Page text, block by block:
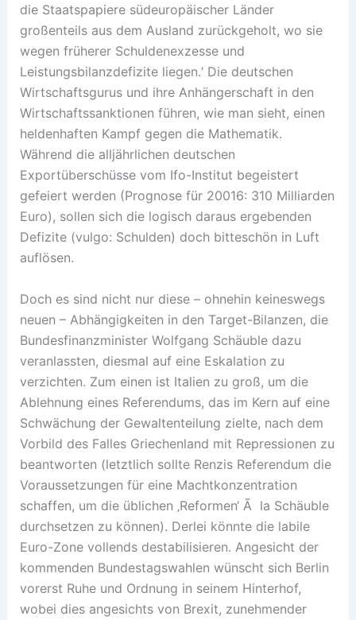
die Staatspapiere südeuropäischer Länder
großenteils aus dem Ausland zurückgeholt, wo sie
wegen früherer Schuldenexzesse und
Leistungsbilanzdefizite liegen.‘ Die deutschen
Wirtschaftsgurus und ihre Anhängerschaft in den
Wirtschaftssanktionen führen, wie man sieht, einen
heldenhaften Kampf gegen die Mathematik.
Während die alljährlichen deutschen
Exportüberschüsse vom Ifo-Institut begeistert
gefeiert werden (Prognose für 20016: 310 Milliarden
Euro), sollen sich die logisch daraus ergebenden
Defizite (vulgo: Schulden) doch bitteschön in Luft
auflösen.
Doch es sind nicht nur diese – ohnehin keineswegs
neuen – Abhängigkeiten in den Target-Bilanzen, die
Bundesfinanzminister Wolfgang Schäuble dazu
veranlassten, diesmal auf eine Eskalation zu
verzichten. Zum einen ist Italien zu groß, um die
Ablehnung eines Referendums, das im Kern auf eine
Schwächung der Gewaltenteilung zielte, nach dem
Vorbild des Falles Griechenland mit Repressionen zu
beantworten (letztlich sollte Renzis Referendum die
Voraussetzungen für eine Machtkonzentration
schaffen, um die üblichen ‚Reformen‘ Ã la Schäuble
durchsetzen zu können). Derlei könnte die labile
Euro-Zone vollends destabilisieren. Angesicht der
kommenden Bundestagswahlen wünscht sich Berlin
vorerst Ruhe und Ordnung in seinem Hinterhof,
wobei dies angesichts von Brexit, zunehmender